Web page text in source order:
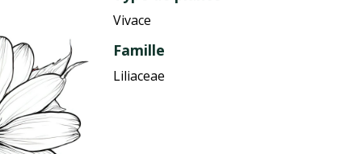
Vivace
Famille
Liliaceae